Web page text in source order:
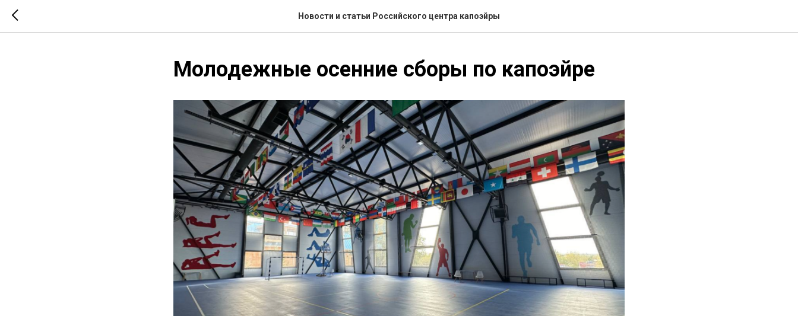
Новости и статьи Российского центра капоэйры
Молодежные осенние сборы по капоэйре